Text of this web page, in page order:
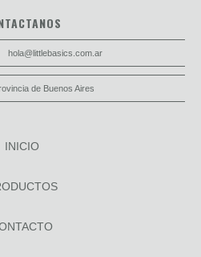
hola@littlebasics.com.ar
de Buenos Aires
INICIO